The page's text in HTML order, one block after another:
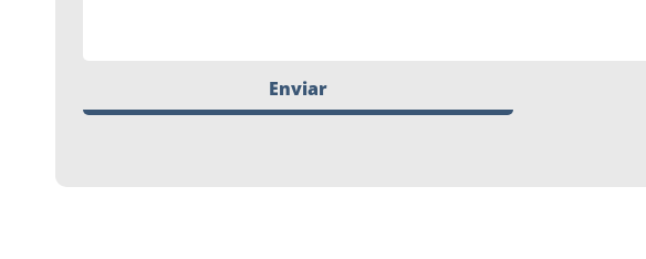
Enviar